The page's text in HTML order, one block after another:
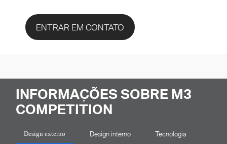
ENTRAR EM CONTATO
INFORMAÇÕES SOBRE M3
COMPETITION
Design externo Design interno Tecnologia